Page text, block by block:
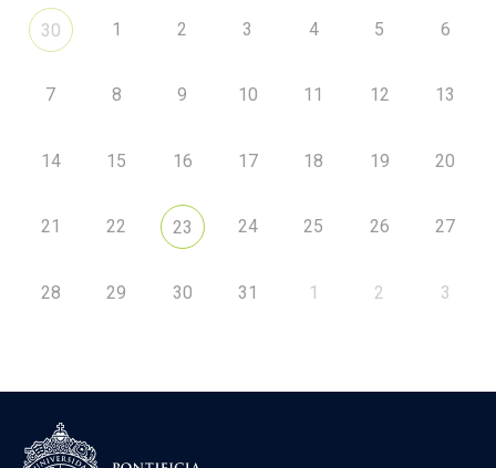
30 1 2 3 4 5 6
7 8 9 10 11 12 13
14 15 16 17 18 19 20
21 22 23 24 25 26 27
28 29 30 31 1 2 3